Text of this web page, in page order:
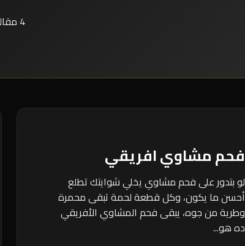
4 مقالة
فحم مشاوي افريقي
لو بتدور على فحم مشاوي يخلي شوايتك تطلع
أحسن ما يكون، وكل قطعة لحمة تبقى محمرة
وطرية من جوه، يبقى فحم المشاوي الأفريقي
ده هو...